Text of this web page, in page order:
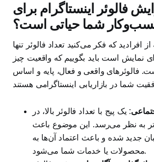
فالوئر اینستاگرام برای
شما حیاتی است؟
افرادید که فکر می‌کنید تعداد فالوئر تنها
نمایش است باید بگوییم که واقعیت چیز
فالوئرهای واقعی و فعال، پایه و اساس
: یک پیج با تعداد فالوئر بالا، در
به نظر می‌رسد. این موضوع باعث
جدید شده و باعث اعتماد آن‌ها به
محصولات یا خدمات شما می‌شود.